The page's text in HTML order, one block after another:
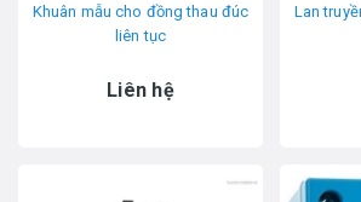
Khuân mẫu cho đồng thau đúc
liên tục
Liên hệ
Lan